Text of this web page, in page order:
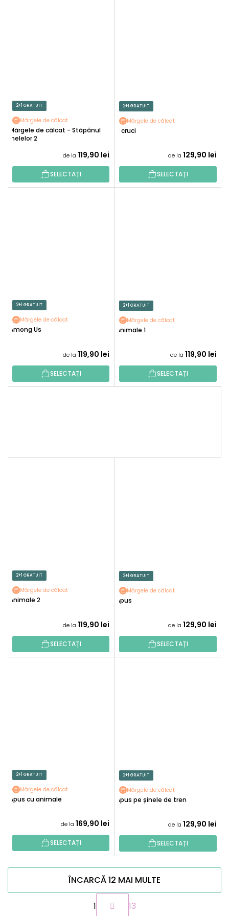
2+1 GRATUIT
Mărgele de călcat
Mărgele de călcat - Stăpânul
inelelor 2
de la 119,90 lei
SELECTAȚI
2+1 GRATUIT
Mărgele de călcat
3 cruci
de la 129,90 lei
SELECTAȚI
2+1 GRATUIT
Mărgele de călcat
Among Us
de la 119,90 lei
SELECTAȚI
2+1 GRATUIT
Mărgele de călcat
Animale 1
de la 119,90 lei
SELECTAȚI
2+1 GRATUIT
Mărgele de călcat
Animale 2
de la 119,90 lei
SELECTAȚI
2+1 GRATUIT
Mărgele de călcat
Apus
de la 129,90 lei
SELECTAȚI
2+1 GRATUIT
Mărgele de călcat
Apus cu animale
de la 169,90 lei
SELECTAȚI
2+1 GRATUIT
Mărgele de călcat
Apus pe șinele de tren
de la 129,90 lei
SELECTAȚI
ÎNCARCĂ 12 MAI MULTE
P
a
1
13